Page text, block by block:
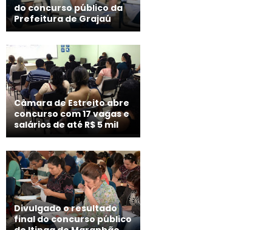
do concurso público da
Prefeitura de Grajaú
Câmara de Estreito abre
concurso com 17 vagas e
salários de até R$ 5 mil
Divulgado o resultado
final do concurso público